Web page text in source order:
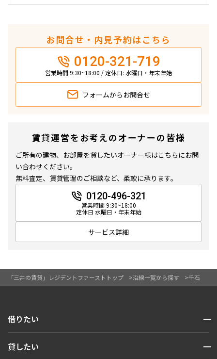
「三井の賃貸」レジデントファーストトップ 沿線一覧から探す 千石
お問合せ・内見予約はこちら
0120-321-719
営業時間 9:30~18:00 / 定休日: 水曜日・年末年始
フォームから お問合せ
賃貸運営をお考えのオーナーの皆様
ご所有の建物、お部屋を貸したいオーナー様はこちらにお問
い合わせください。
無料査定、賃貸管理のご相談など、柔軟に承ります。
0120-496-321
営業時間 9:30~18:00
定休日 水曜日・年末年始
サービス詳細
借りたい 開閉
人気エリアから探す
貸したい 開閉